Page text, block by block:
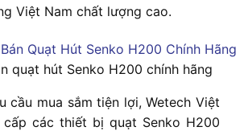
Việt Nam chất lượng cao.
quạt hút Senko H200 chính hãng
cầu mua sắm tiện lợi, Wetech Việt
cấp các thiết bị quạt Senko H200